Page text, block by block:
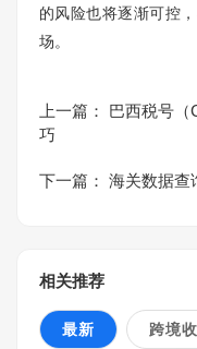
的风险也将逐渐可控
场。
上一篇：
巴西税号（
巧
下一篇： 海关数据查
相关推荐
最新 跨境